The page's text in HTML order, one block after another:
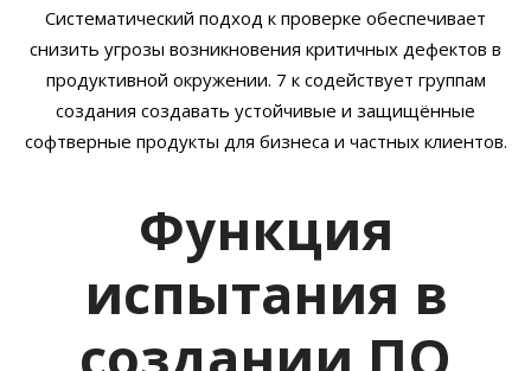
Систематический подход к проверке обеспечивает
снизить угрозы возникновения критичных дефектов в
продуктивной окружении. 7 к содействует группам
создания создавать устойчивые и защищённые
софтверные продукты для бизнеса и частных клиентов.
Функция
испытания в